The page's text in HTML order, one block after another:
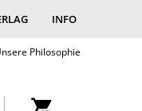
INFO
Philosophie